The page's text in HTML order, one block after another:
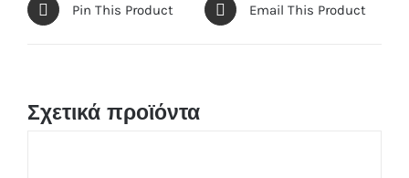
Pin This Product Email This Product
Σχετικά προϊόντα